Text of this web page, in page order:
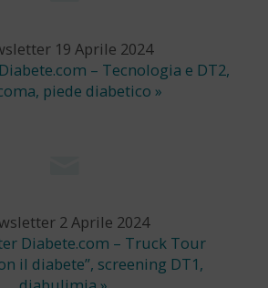
19 Aprile 2024
– Tecnologia e DT2,
piede diabetico »
2 Aprile 2024
Diabete.com – Truck Tour
il diabete”, screening DT1,